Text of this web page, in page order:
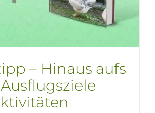
– Hinaus aufs